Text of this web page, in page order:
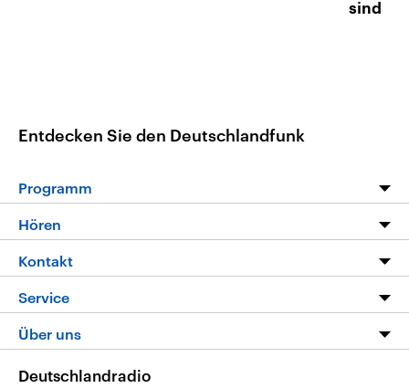
sind
Entdecken Sie den Deutschlandfunk
Programm
Programm
Die Nachrichten
Nachrichtenleicht
Neue Beiträge auf dlf.de
Hören
Livestream
Podcasts
Deutschlandfunk App
Nachrichten App
Kontakt
Hörerservice
Service
FAQ
Über uns
Deutschlandradio